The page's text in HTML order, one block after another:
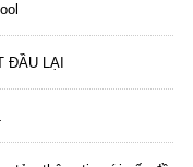
ĐẦU LẠI